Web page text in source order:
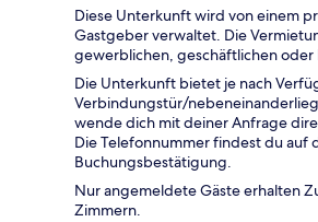
Diese Unterkunft wird von einem
Gastgeber verwaltet. Die
gewerblichen, geschäftlichen
Die Unterkunft bietet je nach
Verbindungstür/
wende dich mit deiner Anfrage
Die Telefonnummer findest du auf
Buchungsbestätigung.
Nur angemeldete Gäste erhalten
Zimmern.